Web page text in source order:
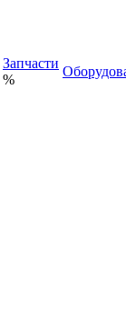
Запчасти
%